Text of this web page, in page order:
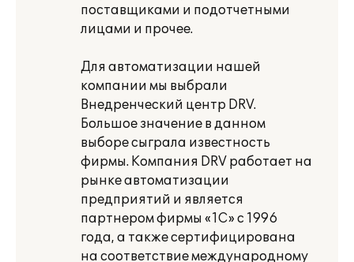
поставщиками и подотчетными
лицами и прочее.
Для автоматизации нашей
компании мы выбрали
Внедренческий центр DRV.
Большое значение в данном
выборе сыграла известность
фирмы. Компания DRV работает на
рынке автоматизации
предприятий и является
партнером фирмы «1С» с 1996
года, а также сертифицирована
на соответствие международному